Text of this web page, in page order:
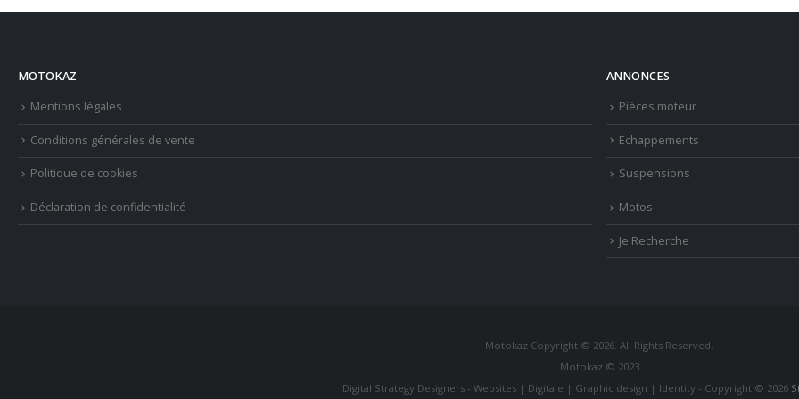
MOTOKAZ
Mentions légales
Conditions générales de vente
Politique de cookies
Déclaration de confidentialité
ANNONCES
Pièces moteur
Echappements
Suspensions
Motos
Je Recherche
Motokaz Copyright © 2026. All Rights Reserved.
Motokaz © 2023
Digital Strategy Designers - Websites | Digitale | Graphic design | Identity - Copyright © 2026